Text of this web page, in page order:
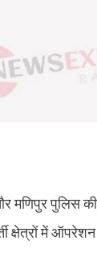
पुलिस की
क्षेत्रों में